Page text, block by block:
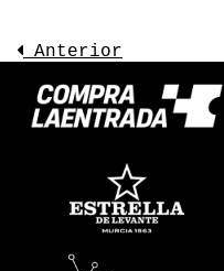
CONOCE
CONSÍGUELA
Anterior